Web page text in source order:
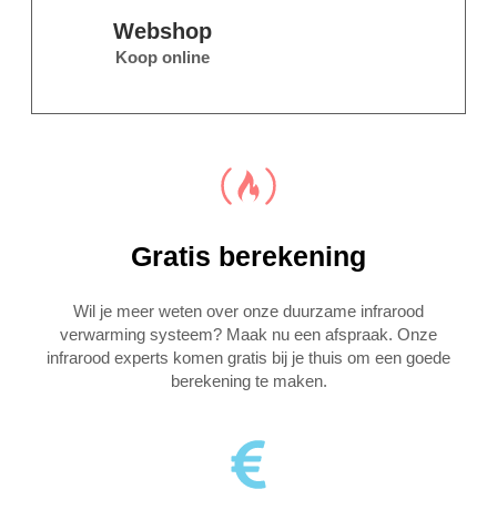
Webshop
Koop online
Gratis berekening
Wil je meer weten over onze duurzame infrarood
verwarming systeem? Maak nu een afspraak. Onze
infrarood experts komen gratis bij je thuis om een goede
berekening te maken.